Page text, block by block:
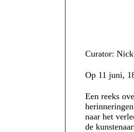
Curator:
Op 11 juni,
Een reeks
naar het
de